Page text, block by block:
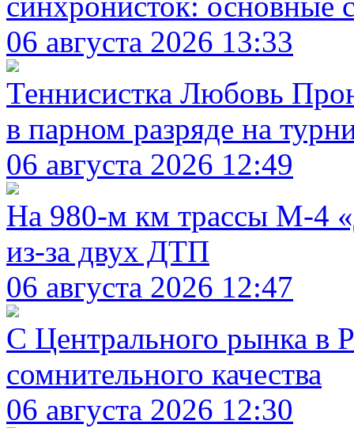
06 августа 2026 13:33
Теннисистка Любовь
в парном разряде на
06 августа 2026 12:49
На 980‑м км трассы М‑4
из-за двух ДТП
06 августа 2026 12:47
С Центрального рынка в
сомнительного качества
06 августа 2026 12:30